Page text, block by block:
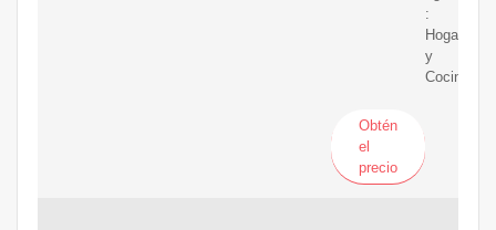
:
Hogar
y
Cocina
Obtén
el
precio